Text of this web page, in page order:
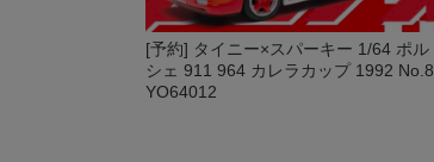
[予約] タイニー×スパーキー 1/64 ポル
シェ 911 964 カレラカップ 1992 No.8
YO64012